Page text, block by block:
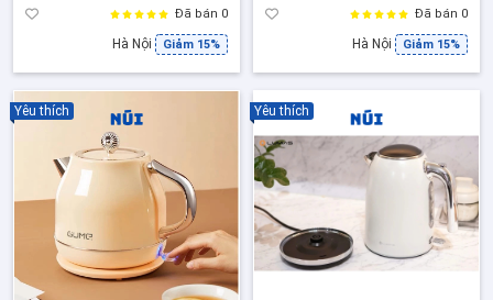
Đã bán 0
Hà Nội Giảm 15%
Đã bán 0
Hà Nội Giảm 15%
Yêu thích Yêu thích